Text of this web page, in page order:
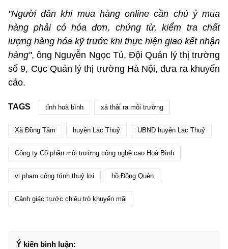
"Người dân khi mua hàng online cần chú ý mua
hàng phải có hóa đơn, chứng từ, kiểm tra chất
lượng hàng hóa kỹ trước khi thực hiện giao kết nhận
hàng", ông Nguyễn Ngọc Tú, Đội Quản lý thị trường
số 9, Cục Quản lý thị trường Hà Nội, đưa ra khuyến
cáo.
TAGS tỉnh hoà bình xả thải ra môi trường
Xã Đồng Tâm huyện Lạc Thuỷ UBND huyện Lạc Thuỷ
Công ty Cổ phần môi trường công nghệ cao Hoà Bình
vi phạm công trình thuỷ lợi hồ Đồng Quèn
Cảnh giác trước chiêu trò khuyến mãi
Ý kiến bình luận: